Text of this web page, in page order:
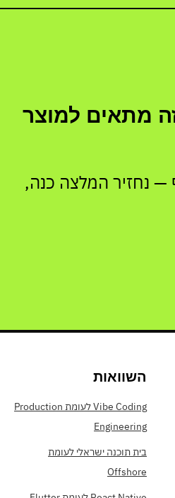
מתאים למוצר
— נחזיר המלצה כנה,
השוואות
Vibe Coding לעומת Production
Engineering
בית תוכנה ישראלי לעומת
Offshore